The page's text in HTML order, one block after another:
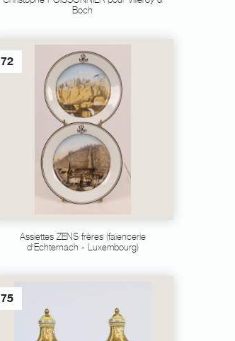
Boch
72
Assiettes ZENS frères (faïencerie
d'Echternach - Luxembourg)
75